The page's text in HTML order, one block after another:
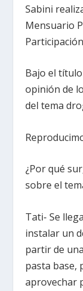
Sabini
Mensuario
Bajo el
opinión de
del tema
¿Por qué
sobre el
Tati- Se
instalar un
partir de
pasta base,
aprovechar